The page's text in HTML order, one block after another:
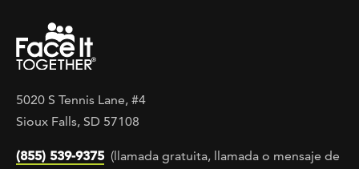
5020 S Tennis Lane, #4
Sioux Falls, SD 57108
(855) 539-9375 (llamada gratuita, llamada o mensaje de